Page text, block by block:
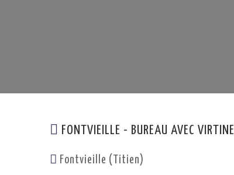
FONTVIEILLE - BUREAU AVEC VIRTINE
Fontvieille (Titien)